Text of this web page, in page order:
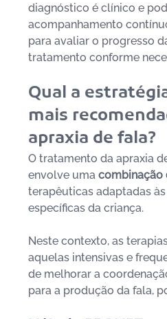
diagnóstico é clínico e
acompanhamento
para avaliar o progresso
tratamento conforme
Qual a
mais
apraxia de fala?
O tratamento da apraxia
envolve uma combinação
terapêuticas adaptadas
específicas da criança.
Neste contexto, as
aquelas intensivas e
de melhorar a
para a produção da fala,